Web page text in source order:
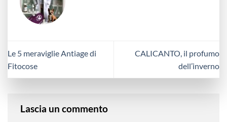
Le 5 meraviglie Antiage di
Fitocose
CALICANTO, il profumo
dell’inverno
Lascia un commento